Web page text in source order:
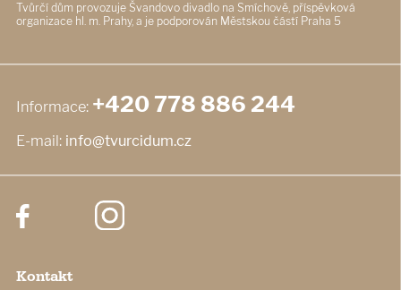
Tvůrčí dům provozuje Švandovo divadlo na Smíchově, příspěvková
organizace hl. m. Prahy, a je podporován Městskou částí Praha 5
Informace: +420 778 886 244
E-mail: info@tvurcidum.cz
Kontakt